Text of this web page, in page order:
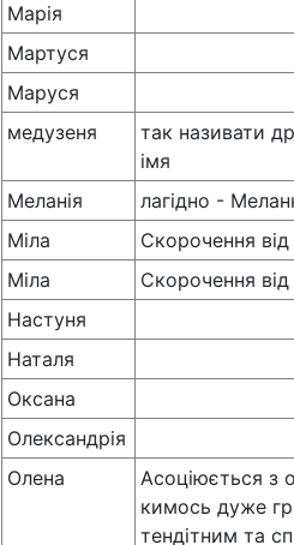
Марія
Мартуся
Маруся
медузеня
так називати
імя
Меланія лагідно -
Міла
Скорочення
Міла
Скорочення
Настуня
Наталя
Оксана
Олександрія
Олена
Асоціюється з
кимось дуже
тендітним та